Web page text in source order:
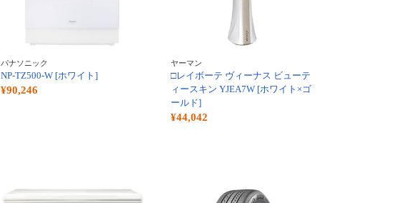
パナソニック
NP-TZ500-W [ホワイト]
¥90,246
ヤーマン
□レイボーテ ヴィーナス ビューテ
ィースキン YJEA7W [ホワイト×ゴ
ールド]
¥44,042